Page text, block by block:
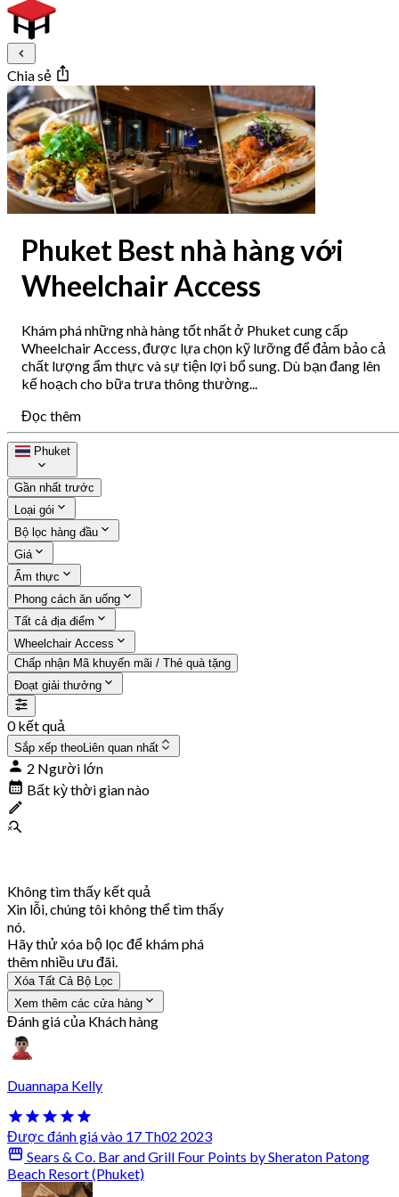
Chia sẻ
Phuket Best nhà hàng với
Wheelchair Access
Khám phá những nhà hàng tốt nhất ở Phuket cung cấp
Wheelchair Access, được lựa chọn kỹ lưỡng để đảm bảo cả
chất lượng ẩm thực và sự tiện lợi bổ sung. Dù bạn đang lên
kế hoạch cho bữa trưa thông thường...
Đọc thêm
Phuket
Gần nhất trước
Loại gói
Bộ lọc hàng đầu
Giá
Ẩm thực
Phong cách ăn uống
Tất cả địa điểm
Wheelchair Access
Chấp nhận Mã khuyến mãi / Thẻ quà tặng
Đoạt giải thưởng
0 kết quả
Sắp xếp theoLiên quan nhất
2 Người lớn
Bất kỳ thời gian nào
Không tìm thấy kết quả
Xin lỗi, chúng tôi không thể tìm thấy
nó.
Hãy thử xóa bộ lọc để khám phá
thêm nhiều ưu đãi.
Xóa Tất Cả Bộ Lọc
Xem thêm các cửa hàng
Đánh giá của Khách hàng
Duannapa Kelly
Được đánh giá vào 17 Th02 2023
Sears & Co. Bar and Grill Four Points by Sheraton Patong
Beach Resort (Phuket)